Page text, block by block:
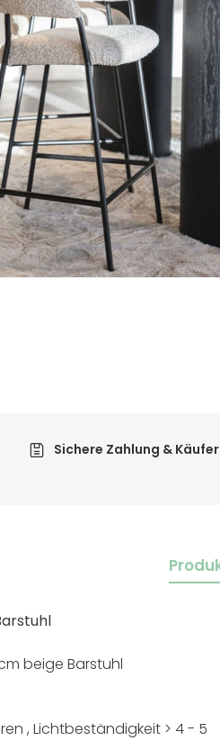
Sichere Zahlung &
beige Barstuhl
, Lichtbeständigkeit > 4 - 5